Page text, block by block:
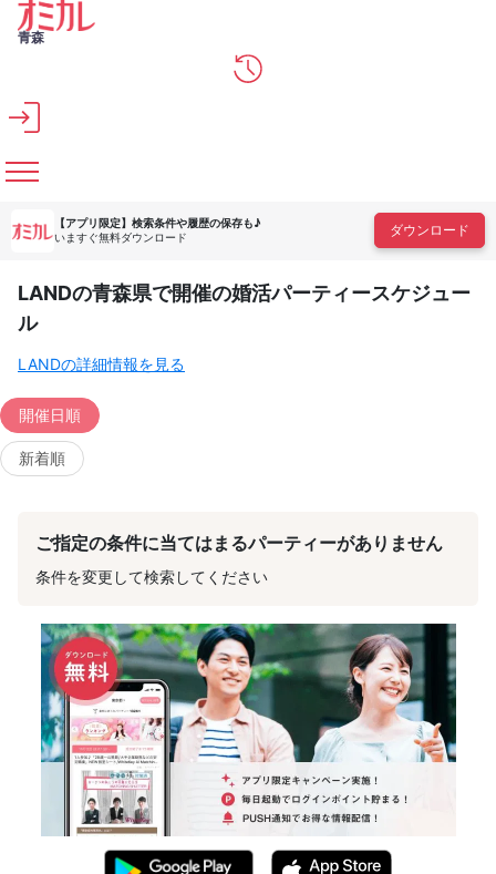
メインコンテンツへスキップ
青森
【アプリ限定】 検索条件や履歴の保存も♪
いますぐ無料ダウンロード
ダウンロード
LANDの青森県で開催の婚活パーティースケジュー
ル
LANDの詳細情報を見る
開催日順
新着順
ご指定の条件に当てはまるパーティーがありません
条件を変更して検索してください